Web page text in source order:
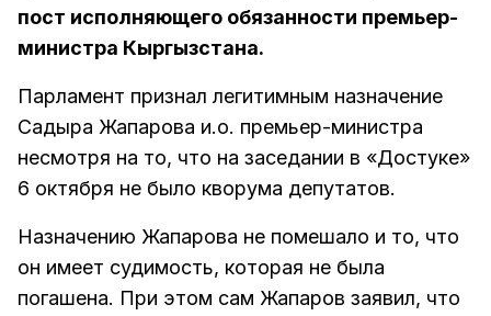
пост исполняющего обязанности премьер-
министра Кыргызстана.
Парламент признал легитимным назначение
Садыра Жапарова и.о. премьер-министра
несмотря на то, что на заседании в «Достуке»
6 октября не было кворума депутатов.
Назначению Жапарова не помешало и то, что
он имеет судимость, которая не была
погашена. При этом сам Жапаров заявил, что